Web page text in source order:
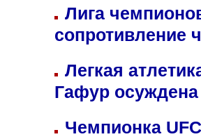
Лига
сопротивление
Легкая
Гафур осуждена
Чемпионка